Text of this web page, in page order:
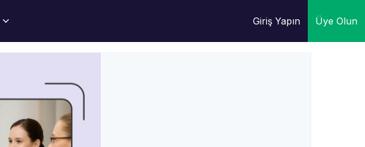
Giriş Yapın Üye Olun